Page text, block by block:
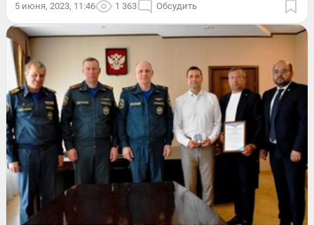
5 июня, 2023, 11:46 1 363 Обсудить